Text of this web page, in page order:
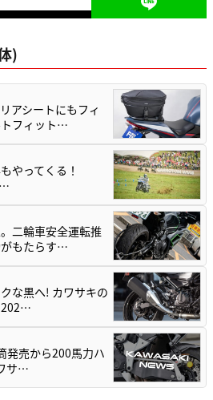
)
アシートにもフィ
トフィット…
やってくる！
…
二輪車安全運転推
もたらす…
な黒へ! カワサキの
202…
発売から200馬力ハ
サ…